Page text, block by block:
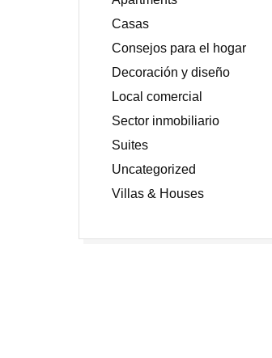
Casas
Consejos para el hogar
Decoración y diseño
Local comercial
Sector inmobiliario
Suites
Uncategorized
Villas & Houses